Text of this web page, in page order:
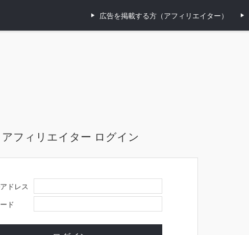
広告を掲載する方（アフィリエイター）
アフィリエイター ログイン
ドレス
ド